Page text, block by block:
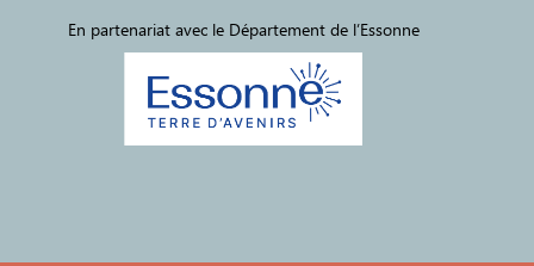
En partenariat avec le Département de l’Essonne